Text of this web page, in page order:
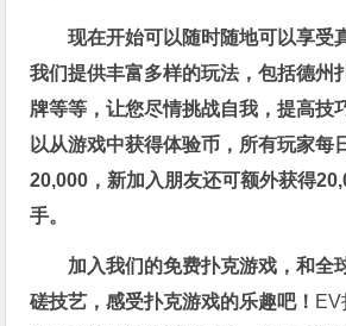
现在开始可以随时随地可以享受
我们提供丰富多样的玩法，包括德州
牌等等，让您尽情挑战自我，提高技
以从游戏中获得体验币，所有玩家每
20,000，新加入朋友还可额外获得
手。
加入我们的免费扑克游戏，和全
磋技艺，感受扑克游戏的乐趣吧！ EV